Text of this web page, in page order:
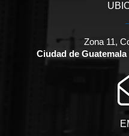
Zona 11,
Ciudad de